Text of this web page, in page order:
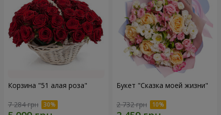
Корзина "51 алая роза"
7 284 грн
Букет "Сказка моей жизни"
2 732 грн